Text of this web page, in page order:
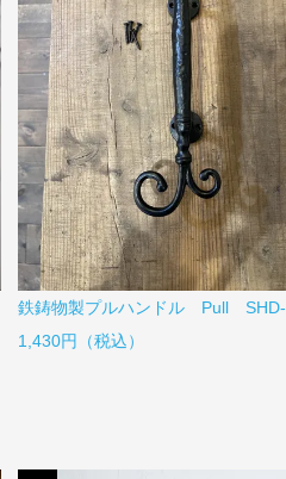
鉄鋳物製プルハンドル Pull
1,430円（税込）